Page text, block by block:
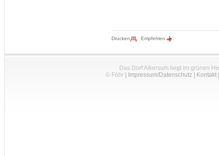
Drucken Empfehlen
Das Dorf Alkersum liegt im grünen
© Föhr| Impressum/Datenschutz| Kontakt